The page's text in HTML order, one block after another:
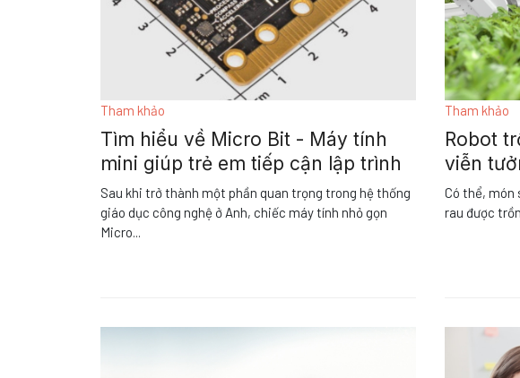
Tham khảo
Tìm hiểu về Micro Bit - Máy tính
mini giúp trẻ em tiếp cận lập trình
Sau khi trở thành một phần quan trọng trong hệ thống
giáo dục công nghệ ở Anh, chiếc máy tính nhỏ gọn
Micro
Tham khảo
Robot
viễn
Có thể, món
rau được